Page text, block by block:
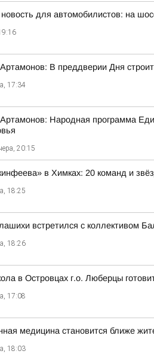
для автомобилистов: на
Артамонов: В преддверии Дня
17:34
Артамонов: Народная программа
20:15
в Химках: 20 команд и
18:25
встретился с коллективом
18:26
в Островцах г.о. Люберцы
17:08
медицина становится ближе
18:03